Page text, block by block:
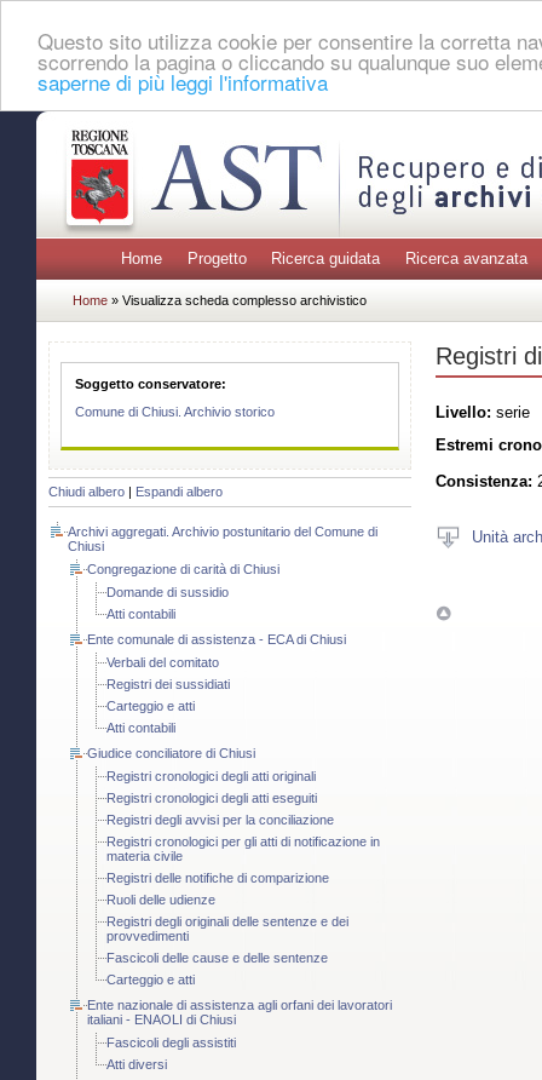
Questo sito utilizza cookie per consentire la corretta
scorrendo la pagina o cliccando su qualunque suo
saperne di più leggi l'informativa
Home Progetto Ricerca guidata Ricerca avanzata
Home » Visualizza scheda complesso archivistico
Soggetto conservatore:
Comune di Chiusi. Archivio storico
Chiudi albero Espandi albero
Archivi aggregati. Archivio postunitario del Comune di
Chiusi
Congregazione di carità di Chiusi
Domande di sussidio
Atti contabili
Ente comunale di assistenza - ECA di Chiusi
Verbali del comitato
Registri dei sussidiati
Carteggio e atti
Atti contabili
Giudice conciliatore di Chiusi
Registri cronologici degli atti originali
Registri cronologici degli atti eseguiti
Registri degli avvisi per la conciliazione
Registri cronologici per gli atti di notificazione in
materia civile
Registri delle notifiche di comparizione
Ruoli delle udienze
Registri degli originali delle sentenze e dei
provvedimenti
Fascicoli delle cause e delle sentenze
Carteggio e atti
Ente nazionale di assistenza agli orfani dei lavoratori
italiani - ENAOLI di Chiusi
Fascicoli degli assistiti
Atti diversi
Registri
Livello: serie
Estremi
Consistenza:
Unità